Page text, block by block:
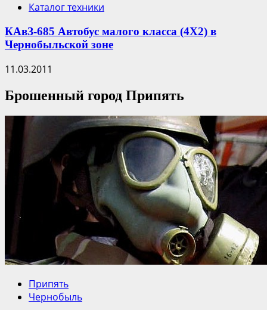
Каталог техники
КАвЗ-685 Автобус малого класса (4Х2) в
Чернобыльской зоне
11.03.2011
Брошенный город Припять
Припять
Чернобыль